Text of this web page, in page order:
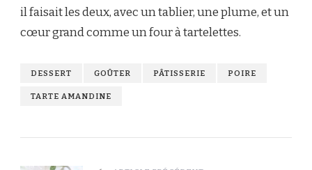
il faisait les deux, avec un tablier, une plume, et un
cœur grand comme un four à tartelettes.
DESSERT GOÛTER PÂTISSERIE POIRE
TARTE AMANDINE